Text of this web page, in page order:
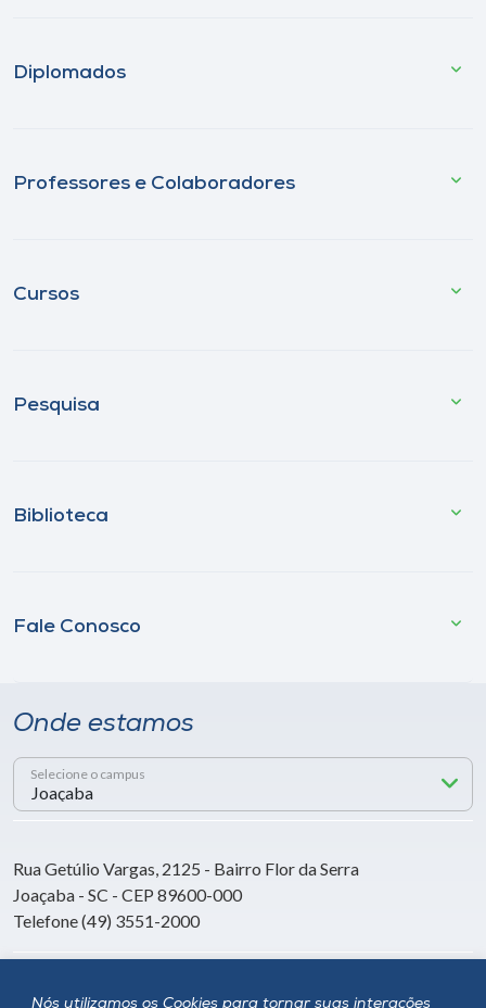
Nós utilizamos os Cookies para tornar suas interações
Diplomados
Professores e Colaboradores
Cursos
Pesquisa
Biblioteca
Fale Conosco
Onde estamos
Selecione o campus
Rua Getúlio Vargas, 2125 - Bairro Flor da Serra
Joaçaba - SC - CEP 89600-000
Telefone (49) 3551-2000
Siga a Unoesc